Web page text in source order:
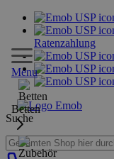
Ratenzahlung
Suche
Menu
Betten